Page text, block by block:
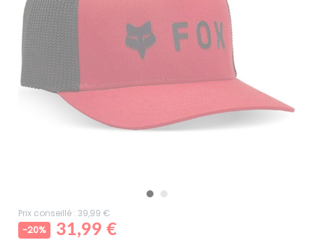
Prix conseillé : 39,99 €
-20%
31,99 €